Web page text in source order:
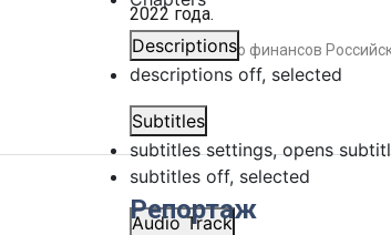
Descriptions
descriptions off, selected
Subtitles
subtitles settings, opens
subtitles off, selected
Audio Track
2022 года.
#Министерство финансов
Репортаж